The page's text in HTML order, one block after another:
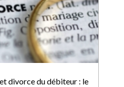
divorce du débiteur : le